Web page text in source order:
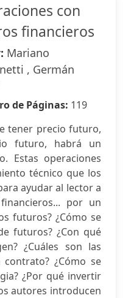
con
financieros
Mariano
, Germán
de Páginas: 119
tener precio futuro,
futuro, habrá un
Estas operaciones
técnico que los
ayudar al lector a
por un
futuros? ¿Cómo se
futuros? ¿Con qué
¿Cuáles son las
contrato? ¿Cómo se
¿Por qué invertir
autores introducen